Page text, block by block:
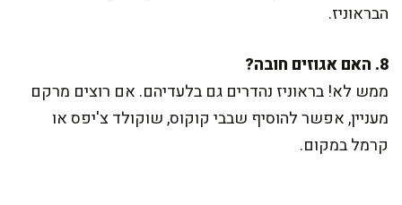
הבראוניז.
8. האם אגוזים חובה?
ממש לא! בראוניז נהדרים גם בלעדיהם. אם רוצים מרקם
מעניין, אפשר להוסיף שבבי קוקוס, שוקולד צ'יפס או
קרמל במקום.